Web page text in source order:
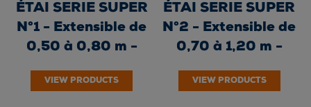
ÉTAI SERIE SUPER
N°1 - Extensible de
0,50 à 0,80 m -
VIEW PRODUCTS
ÉTAI SERIE SUPER
N°2 - Extensible de
0,70 à 1,20 m -
VIEW PRODUCTS